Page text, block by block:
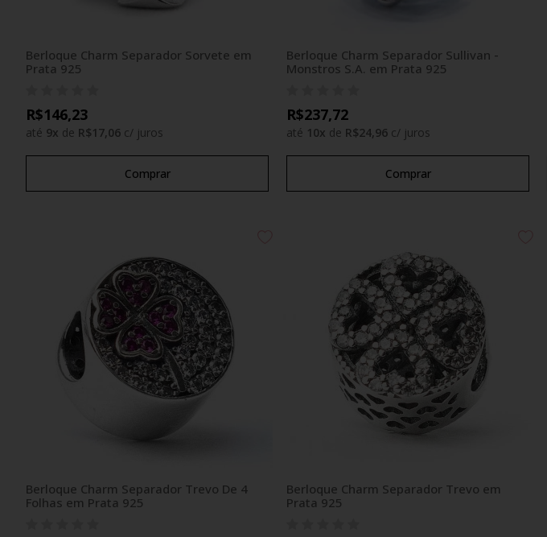
Berloque Charm Separador Sorvete em
Prata 925
R$146,23
até 9x de R$17,06 c/ juros
Comprar
Berloque Charm Separador Sullivan -
Monstros S.A. em Prata 925
R$237,72
até 10x de R$24,96 c/ juros
Comprar
Berloque Charm Separador Trevo De 4
Folhas em Prata 925
Berloque Charm Separador Trevo em
Prata 925